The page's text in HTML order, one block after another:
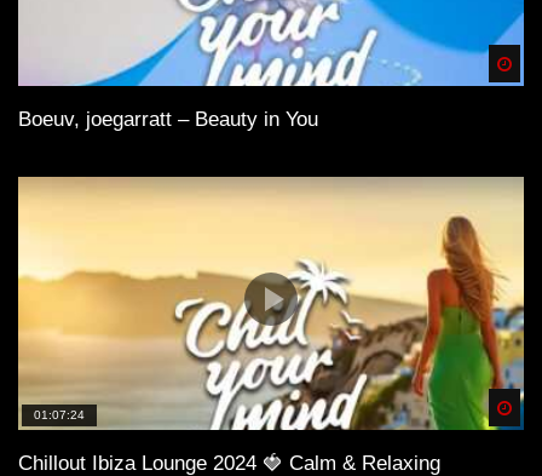
Boeuv, joegarratt – Beauty in You
01:07:24
Chillout Ibiza Lounge 2024 🍓 Calm & Relaxing